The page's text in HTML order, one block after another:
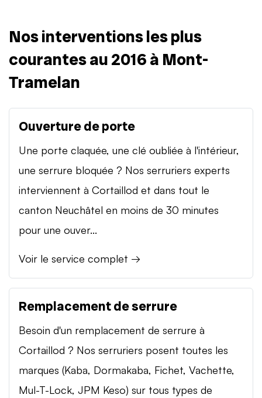
Nos interventions les plus
courantes au 2016 à Mont-
Tramelan
Ouverture de porte
Une porte claquée, une clé oubliée à l'intérieur,
une serrure bloquée ? Nos serruriers experts
interviennent à Cortaillod et dans tout le
canton Neuchâtel en moins de 30 minutes
pour une ouver...
Voir le service complet →
Remplacement de serrure
Besoin d'un remplacement de serrure à
Cortaillod ? Nos serruriers posent toutes les
marques (Kaba, Dormakaba, Fichet, Vachette,
Mul-T-Lock, JPM Keso) sur tous types de